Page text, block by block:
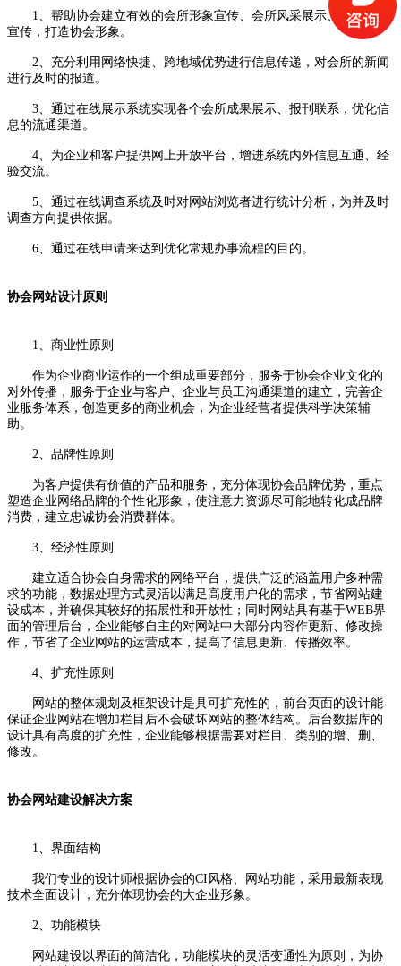
1、帮助协会建立有效的会所形象宣传、会所风采展示、会所报刊
宣传，打造协会形象。
2、充分利用网络快捷、跨地域优势进行信息传递，对会所的新闻
进行及时的报道。
3、通过在线展示系统实现各个会所成果展示、报刊联系，优化信
息的流通渠道。
4、为企业和客户提供网上开放平台，增进系统内外信息互通、经
验交流。
5、通过在线调查系统及时对网站浏览者进行统计分析，为并及时
调查方向提供依据。
6、通过在线申请来达到优化常规办事流程的目的。
协会网站设计原则
1、商业性原则
作为企业商业运作的一个组成重要部分，服务于协会企业文化的
对外传播，服务于企业与客户、企业与员工沟通渠道的建立，完善企
业服务体系，创造更多的商业机会，为企业经营者提供科学决策辅
助。
2、品牌性原则
为客户提供有价值的产品和服务，充分体现协会品牌优势，重点
塑造企业网络品牌的个性化形象，使注意力资源尽可能地转化成品牌
消费，建立忠诚协会消费群体。
3、经济性原则
建立适合协会自身需求的网络平台，提供广泛的涵盖用户多种需
求的功能，数据处理方式灵活以满足高度用户化的需求，节省网站建
设成本，并确保其较好的拓展性和开放性；同时网站具有基于WEB界
面的管理后台，企业能够自主的对网站中大部分内容作更新、修改操
作，节省了企业网站的运营成本，提高了信息更新、传播效率。
4、扩充性原则
网站的整体规划及框架设计是具可扩充性的，前台页面的设计能
保证企业网站在增加栏目后不会破坏网站的整体结构。后台数据库的
设计具有高度的扩充性，企业能够根据需要对栏目、类别的增、删、
修改。
协会网站建设解决方案
1、界面结构
我们专业的设计师根据协会的CI风格、网站功能，采用最新表现
技术全面设计，充分体现协会的大企业形象。
2、功能模块
网站建设以界面的简洁化，功能模块的灵活变通性为原则，为协